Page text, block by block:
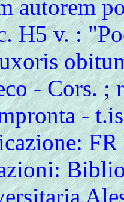
autorem
H5 v. :
- Cors. ;
-